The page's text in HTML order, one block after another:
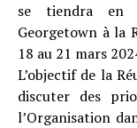
se tiendra en
Georgetown à la
18 au 21 mars
L’objectif de la
discuter des
l’Organisation